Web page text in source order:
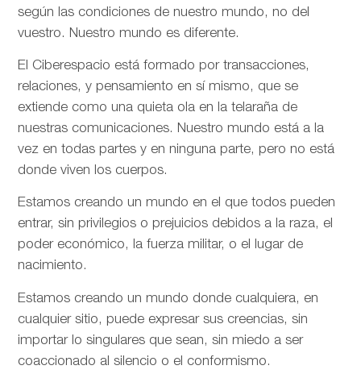
según las condiciones de nuestro mundo, no del
vuestro. Nuestro mundo es diferente.
El Ciberespacio está formado por transacciones,
relaciones, y pensamiento en sí mismo, que se
extiende como una quieta ola en la telaraña de
nuestras comunicaciones. Nuestro mundo está a la
vez en todas partes y en ninguna parte, pero no está
donde viven los cuerpos.
Estamos creando un mundo en el que todos pueden
entrar, sin privilegios o prejuicios debidos a la raza, el
poder económico, la fuerza militar, o el lugar de
nacimiento.
Estamos creando un mundo donde cualquiera, en
cualquier sitio, puede expresar sus creencias, sin
importar lo singulares que sean, sin miedo a ser
coaccionado al silencio o el conformismo.